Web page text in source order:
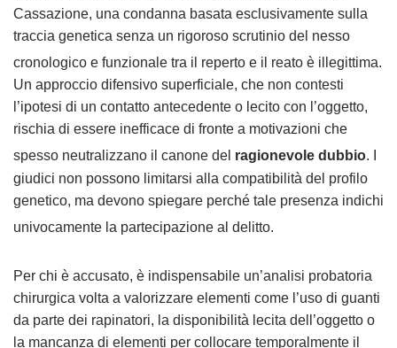
Cassazione, una condanna basata esclusivamente sulla
traccia genetica senza un rigoroso scrutinio del nesso
cronologico e funzionale tra il reperto e il reato è illegittima.
Un approccio difensivo superficiale, che non contesti
l’ipotesi di un contatto antecedente o lecito con l’oggetto,
rischia di essere inefficace di fronte a motivazioni che
spesso neutralizzano il canone del ragionevole dubbio. I
giudici non possono limitarsi alla compatibilità del profilo
genetico, ma devono spiegare perché tale presenza indichi
univocamente la partecipazione al delitto.
Per chi è accusato, è indispensabile un’analisi probatoria
chirurgica volta a valorizzare elementi come l’uso di guanti
da parte dei rapinatori, la disponibilità lecita dell’oggetto o
la mancanza di elementi per collocare temporalmente il